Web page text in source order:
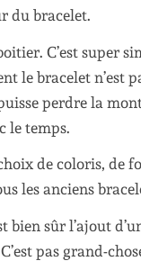
du bracelet.
C’est super
le bracelet n’est
perdre la
le temps.
de coloris, de
les anciens
sûr l’ajout
pas grand-